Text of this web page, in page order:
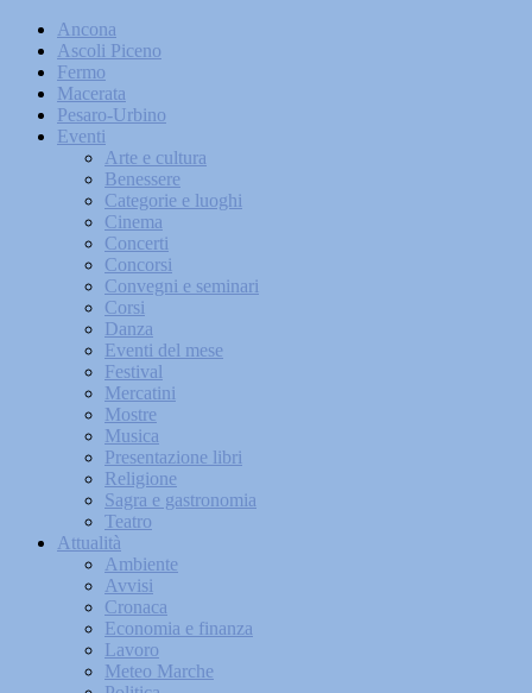
Ancona
Ascoli Piceno
Fermo
Macerata
Pesaro-Urbino
Eventi
Arte e cultura
Benessere
Categorie e luoghi
Cinema
Concerti
Concorsi
Convegni e seminari
Corsi
Danza
Eventi del mese
Festival
Mercatini
Mostre
Musica
Presentazione libri
Religione
Sagra e gastronomia
Teatro
Attualità
Ambiente
Avvisi
Cronaca
Economia e finanza
Lavoro
Meteo Marche